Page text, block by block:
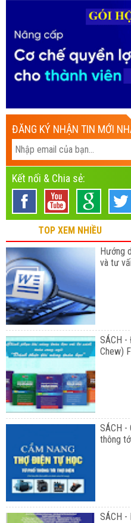
ĐĂNG KÝ NHẬN TIN MỚI
Kết nối & Chia sẻ:
TOP XEM NHIỀU
Hướng
và tư
SÁCH -
Chew)
SÁCH -
thông
SÁCH -